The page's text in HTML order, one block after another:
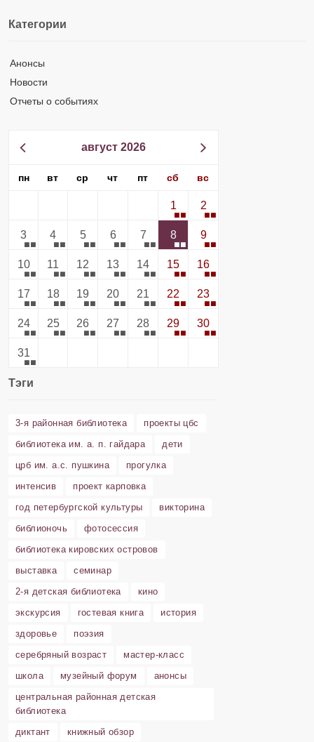
Категории
Анонсы
Новости
Отчеты о событиях
август 2026
пн вт ср чт пт сб вс
1 2
3 4 5 6 7 8 9
10 11 12 13 14 15 16
17 18 19 20 21 22 23
24 25 26 27 28 29 30
31
Тэги
3-я районная библиотека
проекты цбс
библиотека им. а. п. гайдара
дети
црб им. а.с. пушкина
прогулка
интенсив
проект карповка
год петербургской культуры
викторина
библионочь
фотосессия
библиотека кировских островов
выставка
семинар
2-я детская библиотека
кино
экскурсия
гостевая книга
история
здоровье
поэзия
серебряный возраст
мастер-класс
школа
музейный форум
анонсы
центральная районная детская
библиотека
диктант
книжный обзор